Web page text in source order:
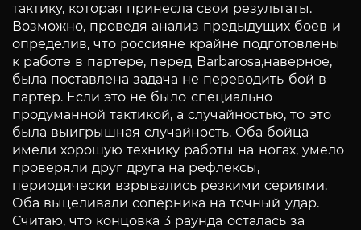
тактику, которая принесла свои результаты.
Возможно, проведя анализ предыдущих боев и
определив, что россияне крайне подготовлены
к работе в партере, перед Вarbarosa,наверное,
была поставлена задача не переводить бой в
партер. Если это не было специально
продуманной тактикой, а случайностью, то это
была выигрышная случайность. Оба бойца
имели хорошую технику работы на ногах, умело
проверяли друг друга на рефлексы,
периодически взрывались резкими сериями.
Оба выцеливали соперника на точный удар.
Считаю, что концовка 3 раунда осталась за